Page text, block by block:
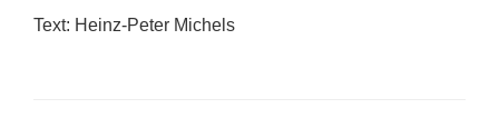
Text: Heinz-Peter Michels